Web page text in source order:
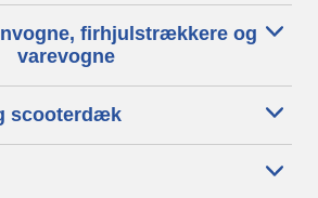
firhjulstrækkere og
varevogne
scooterdæk